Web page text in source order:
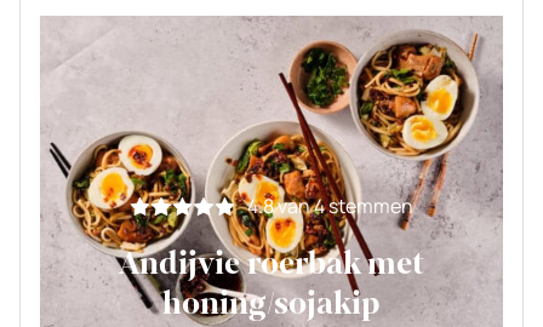
4.8van4stemmen
Andijvie roerbak met
honing/sojakip